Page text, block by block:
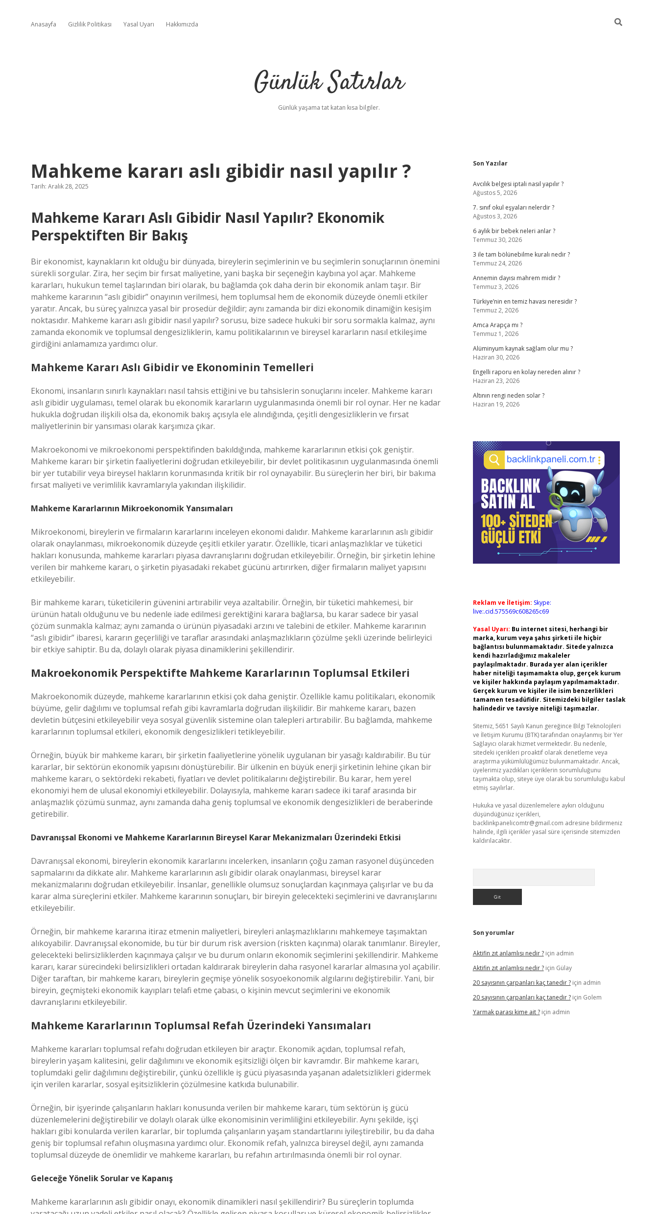
Anasayfa Gizlilik Politikası Yasal Uyarı Hakkımızda
Günlük Satırlar
Günlük yaşama tat katan kısa bilgiler.
Mahkeme kararı aslı gibidir nasıl yapılır ?
Tarih: Aralık 28, 2025
Mahkeme Kararı Aslı Gibidir Nasıl Yapılır? Ekonomik
Perspektiften Bir Bakış
Bir ekonomist, kaynakların kıt olduğu bir dünyada, bireylerin seçimlerinin ve bu seçimlerin sonuçlarının önemini
sürekli sorgular. Zira, her seçim bir fırsat maliyetine, yani başka bir seçeneğin kaybına yol açar. Mahkeme
kararları, hukukun temel taşlarından biri olarak, bu bağlamda çok daha derin bir ekonomik anlam taşır. Bir
mahkeme kararının “aslı gibidir” onayının verilmesi, hem toplumsal hem de ekonomik düzeyde önemli etkiler
yaratır. Ancak, bu süreç yalnızca yasal bir prosedür değildir; aynı zamanda bir dizi ekonomik dinamiğin kesişim
noktasıdır. Mahkeme kararı aslı gibidir nasıl yapılır? sorusu, bize sadece hukuki bir soru sormakla kalmaz, aynı
zamanda ekonomik ve toplumsal dengesizliklerin, kamu politikalarının ve bireysel kararların nasıl etkileşime
girdiğini anlamamıza yardımcı olur.
Mahkeme Kararı Aslı Gibidir ve Ekonominin Temelleri
Ekonomi, insanların sınırlı kaynakları nasıl tahsis ettiğini ve bu tahsislerin sonuçlarını inceler. Mahkeme kararı
aslı gibidir uygulaması, temel olarak bu ekonomik kararların uygulanmasında önemli bir rol oynar. Her ne kadar
hukukla doğrudan ilişkili olsa da, ekonomik bakış açısıyla ele alındığında, çeşitli dengesizliklerin ve fırsat
maliyetlerinin bir yansıması olarak karşımıza çıkar.
Makroekonomi ve mikroekonomi perspektifinden bakıldığında, mahkeme kararlarının etkisi çok geniştir.
Mahkeme kararı bir şirketin faaliyetlerini doğrudan etkileyebilir, bir devlet politikasının uygulanmasında önemli
bir yer tutabilir veya bireysel hakların korunmasında kritik bir rol oynayabilir. Bu süreçlerin her biri, bir bakıma
fırsat maliyeti ve verimlilik kavramlarıyla yakından ilişkilidir.
Mahkeme Kararlarının Mikroekonomik Yansımaları
Mikroekonomi, bireylerin ve firmaların kararlarını inceleyen ekonomi dalıdır. Mahkeme kararlarının aslı gibidir
olarak onaylanması, mikroekonomik düzeyde çeşitli etkiler yaratır. Özellikle, ticari anlaşmazlıklar ve tüketici
hakları konusunda, mahkeme kararları piyasa davranışlarını doğrudan etkileyebilir. Örneğin, bir şirketin lehine
verilen bir mahkeme kararı, o şirketin piyasadaki rekabet gücünü artırırken, diğer firmaların maliyet yapısını
etkileyebilir.
Bir mahkeme kararı, tüketicilerin güvenini artırabilir veya azaltabilir. Örneğin, bir tüketici mahkemesi, bir
ürünün hatalı olduğunu ve bu nedenle iade edilmesi gerektiğini karara bağlarsa, bu karar sadece bir yasal
çözüm sunmakla kalmaz; aynı zamanda o ürünün piyasadaki arzını ve talebini de etkiler. Mahkeme kararının
“aslı gibidir” ibaresi, kararın geçerliliği ve taraflar arasındaki anlaşmazlıkların çözülme şekli üzerinde belirleyici
bir etkiye sahiptir. Bu da, dolaylı olarak piyasa dinamiklerini şekillendirir.
Makroekonomik Perspektifte Mahkeme Kararlarının Toplumsal Etkileri
Makroekonomik düzeyde, mahkeme kararlarının etkisi çok daha geniştir. Özellikle kamu politikaları, ekonomik
büyüme, gelir dağılımı ve toplumsal refah gibi kavramlarla doğrudan ilişkilidir. Bir mahkeme kararı, bazen
devletin bütçesini etkileyebilir veya sosyal güvenlik sistemine olan talepleri artırabilir. Bu bağlamda, mahkeme
kararlarının toplumsal etkileri, ekonomik dengesizlikleri tetikleyebilir.
Örneğin, büyük bir mahkeme kararı, bir şirketin faaliyetlerine yönelik uygulanan bir yasağı kaldırabilir. Bu tür
kararlar, bir sektörün ekonomik yapısını dönüştürebilir. Bir ülkenin en büyük enerji şirketinin lehine çıkan bir
mahkeme kararı, o sektördeki rekabeti, fiyatları ve devlet politikalarını değiştirebilir. Bu karar, hem yerel
ekonomiyi hem de ulusal ekonomiyi etkileyebilir. Dolayısıyla, mahkeme kararı sadece iki taraf arasında bir
anlaşmazlık çözümü sunmaz, aynı zamanda daha geniş toplumsal ve ekonomik dengesizlikleri de beraberinde
getirebilir.
Davranışsal Ekonomi ve Mahkeme Kararlarının Bireysel Karar Mekanizmaları Üzerindeki Etkisi
Davranışsal ekonomi, bireylerin ekonomik kararlarını incelerken, insanların çoğu zaman rasyonel düşünceden
sapmalarını da dikkate alır. Mahkeme kararlarının aslı gibidir olarak onaylanması, bireysel karar
mekanizmalarını doğrudan etkileyebilir. İnsanlar, genellikle olumsuz sonuçlardan kaçınmaya çalışırlar ve bu da
karar alma süreçlerini etkiler. Mahkeme kararının sonuçları, bir bireyin gelecekteki seçimlerini ve davranışlarını
etkileyebilir.
Örneğin, bir mahkeme kararına itiraz etmenin maliyetleri, bireyleri anlaşmazlıklarını mahkemeye taşımaktan
alıkoyabilir. Davranışsal ekonomide, bu tür bir durum risk aversion (riskten kaçınma) olarak tanımlanır. Bireyler,
gelecekteki belirsizliklerden kaçınmaya çalışır ve bu durum onların ekonomik seçimlerini şekillendirir. Mahkeme
kararı, karar sürecindeki belirsizlikleri ortadan kaldırarak bireylerin daha rasyonel kararlar almasına yol açabilir.
Diğer taraftan, bir mahkeme kararı, bireylerin geçmişe yönelik sosyoekonomik algılarını değiştirebilir. Yani, bir
bireyin, geçmişteki ekonomik kayıpları telafi etme çabası, o kişinin mevcut seçimlerini ve ekonomik
davranışlarını etkileyebilir.
Mahkeme Kararlarının Toplumsal Refah Üzerindeki Yansımaları
Mahkeme kararları toplumsal refahı doğrudan etkileyen bir araçtır. Ekonomik açıdan, toplumsal refah,
bireylerin yaşam kalitesini, gelir dağılımını ve ekonomik eşitsizliği ölçen bir kavramdır. Bir mahkeme kararı,
toplumdaki gelir dağılımını değiştirebilir, çünkü özellikle iş gücü piyasasında yaşanan adaletsizlikleri gidermek
için verilen kararlar, sosyal eşitsizliklerin çözülmesine katkıda bulunabilir.
Örneğin, bir işyerinde çalışanların hakları konusunda verilen bir mahkeme kararı, tüm sektörün iş gücü
düzenlemelerini değiştirebilir ve dolaylı olarak ülke ekonomisinin verimliliğini etkileyebilir. Aynı şekilde, işçi
hakları gibi konularda verilen kararlar, bir toplumda çalışanların yaşam standartlarını iyileştirebilir, bu da daha
geniş bir toplumsal refahın oluşmasına yardımcı olur. Ekonomik refah, yalnızca bireysel değil, aynı zamanda
toplumsal düzeyde de önemlidir ve mahkeme kararları, bu refahın artırılmasında önemli bir rol oynar.
Geleceğe Yönelik Sorular ve Kapanış
Mahkeme kararlarının aslı gibidir onayı, ekonomik dinamikleri nasıl şekillendirir? Bu süreçlerin toplumda
Sidebar
Son Yazılar
Avcılık belgesi iptali nasıl yapılır ?
Ağustos 5, 2026
7. sınıf okul eşyaları nelerdir ?
Ağustos 3, 2026
6 aylık bir bebek neleri anlar ?
Temmuz 30, 2026
3 ile tam bölünebilme kuralı nedir ?
Temmuz 24, 2026
Annemin dayısı mahrem midir ?
Temmuz 3, 2026
Türkiye’nin en temiz havası neresidir ?
Temmuz 2, 2026
Amca Arapça mı ?
Temmuz 1, 2026
Alüminyum kaynak sağlam olur mu ?
Haziran 30, 2026
Engelli raporu en kolay nereden alınır ?
Haziran 23, 2026
Altının rengi neden solar ?
Haziran 19, 2026
Reklam ve İletişim: Skype:
live:.cid.575569c608265c69
Yasal Uyarı: Bu internet sitesi, herhangi bir
marka, kurum veya şahıs şirketi ile hiçbir
bağlantısı bulunmamaktadır. Sitede yalnızca
kendi hazırladığımız makaleler
paylaşılmaktadır. Burada yer alan içerikler
haber niteliği taşımamakta olup, gerçek kurum
ve kişiler hakkında paylaşım yapılmamaktadır.
Gerçek kurum ve kişiler ile isim benzerlikleri
tamamen tesadüfidir. Sitemizdeki bilgiler taslak
halindedir ve tavsiye niteliği taşımazlar.
Sitemiz, 5651 Sayılı Kanun gereğince Bilgi Teknolojileri
ve İletişim Kurumu (BTK) tarafından onaylanmış bir Yer
Sağlayıcı olarak hizmet vermektedir. Bu nedenle,
sitedeki içerikleri proaktif olarak denetleme veya
araştırma yükümlülüğümüz bulunmamaktadır. Ancak,
üyelerimiz yazdıkları içeriklerin sorumluluğunu
taşımakta olup, siteye üye olarak bu sorumluluğu kabul
etmiş sayılırlar.
Hukuka ve yasal düzenlemelere aykırı olduğunu
düşündüğünüz içerikleri,
backlinkpanelicomtr@gmail.com adresine bildirmeniz
halinde, ilgili içerikler yasal süre içerisinde sitemizden
kaldırılacaktır.
Son yorumlar
Aktifin zıt anlamlısı nedir ?için admin
Aktifin zıt anlamlısı nedir ?için Gülay
20 sayısının çarpanları kaç tanedir ?için admin
20 sayısının çarpanları kaç tanedir ?için Golem
Yarmak parası kime ait ?için admin